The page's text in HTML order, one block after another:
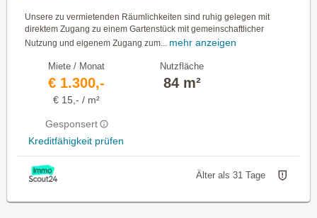
Unsere zu vermietenden Räumlichkeiten sind ruhig gelegen mit
direktem Zugang zu einem Gartenstück mit gemeinschaftlicher
Nutzung und eigenem Zugang zum...
mehr anzeigen
Miete / Monat
€ 1.300,-
€ 15,- / m²
Gesponsert
Kreditfähigkeit prüfen
Nutzfläche
84 m²
Älter als 31 Tage